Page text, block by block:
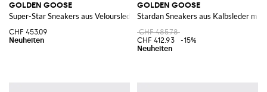
GOLDEN GOOSE
Super-Star Sneakers aus Veloursleder mit Distressed-Effekt
CHF 453.09
GOLDEN GOOSE
Stardan Sneakers aus Kalbsleder mit
CHF 485.78
CHF 412.93
-15%